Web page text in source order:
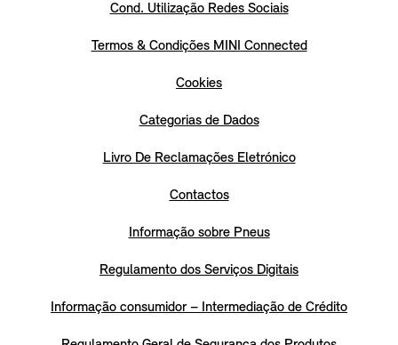
Cond. Utilização Redes Sociais
Termos & Condições MINI Connected
Cookies
Categorias de Dados
Livro De Reclamações Eletrónico
Contactos
Informação sobre Pneus
Regulamento dos Serviços Digitais
Informação consumidor – Intermediação de Crédito